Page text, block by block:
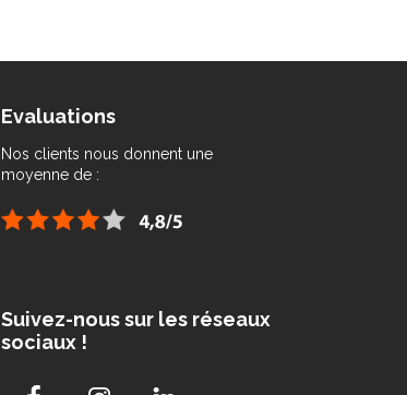
Evaluations
Nos clients nous donnent une
moyenne de :
Suivez-nous sur les réseaux
sociaux !